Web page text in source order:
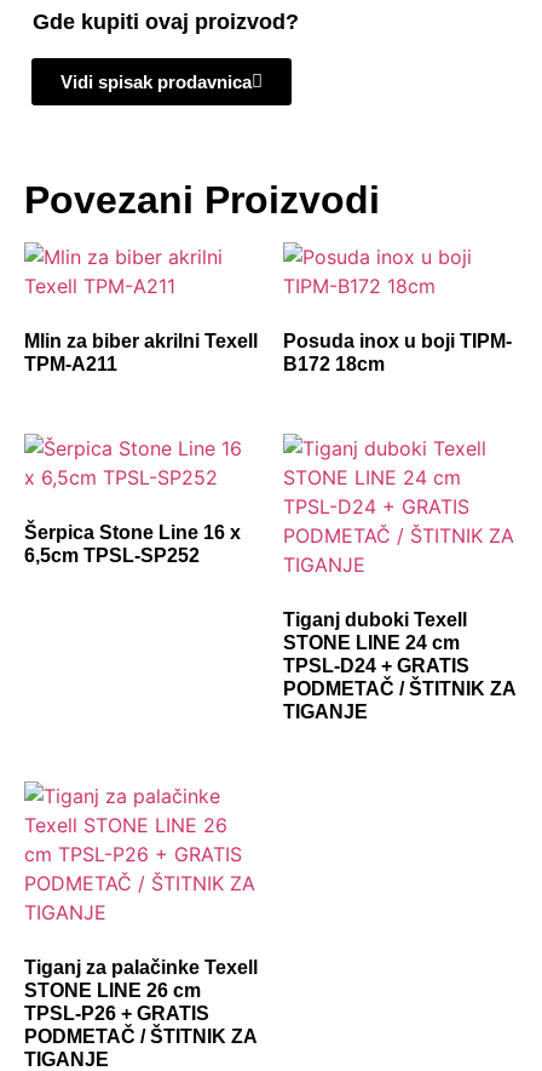
Gde kupiti ovaj proizvod?
Vidi spisak prodavnica
Povezani Proizvodi
Mlin za biber akrilni Texell
TPM-A211
Posuda inox u boji TIPM-
B172 18cm
Šerpica Stone Line 16 x
6,5cm TPSL-SP252
Tiganj duboki Texell
STONE LINE 24 cm
TPSL-D24 + GRATIS
PODMETAČ / ŠTITNIK ZA
TIGANJE
Tiganj za palačinke Texell
STONE LINE 26 cm
TPSL-P26 + GRATIS
PODMETAČ / ŠTITNIK ZA
TIGANJE